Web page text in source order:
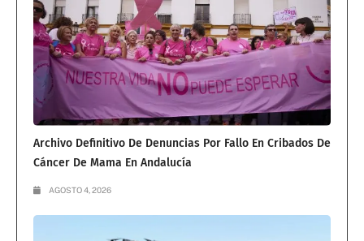
Archivo Definitivo De Denuncias Por Fallo En Cribados De
Cáncer De Mama En Andalucía
AGOSTO 4, 2026